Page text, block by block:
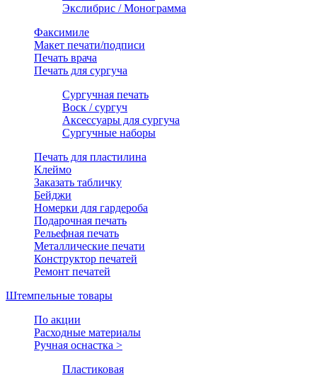
Экслибрис / Монограмма
Факсимиле
Макет печати/подписи
Печать врача
Печать для сургуча
Сургучная печать
Воск / сургуч
Аксессуары для сургуча
Сургучные наборы
Печать для пластилина
Клеймо
Заказать табличку
Бейджи
Номерки для гардероба
Подарочная печать
Рельефная печать
Металлические печати
Конструктор печатей
Ремонт печатей
Штемпельные товары
По акции
Расходные материалы
Ручная оснастка >
Пластиковая